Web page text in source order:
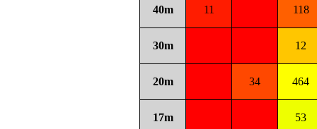
40m 11 118
30m 12
20m 34 464
17m 53